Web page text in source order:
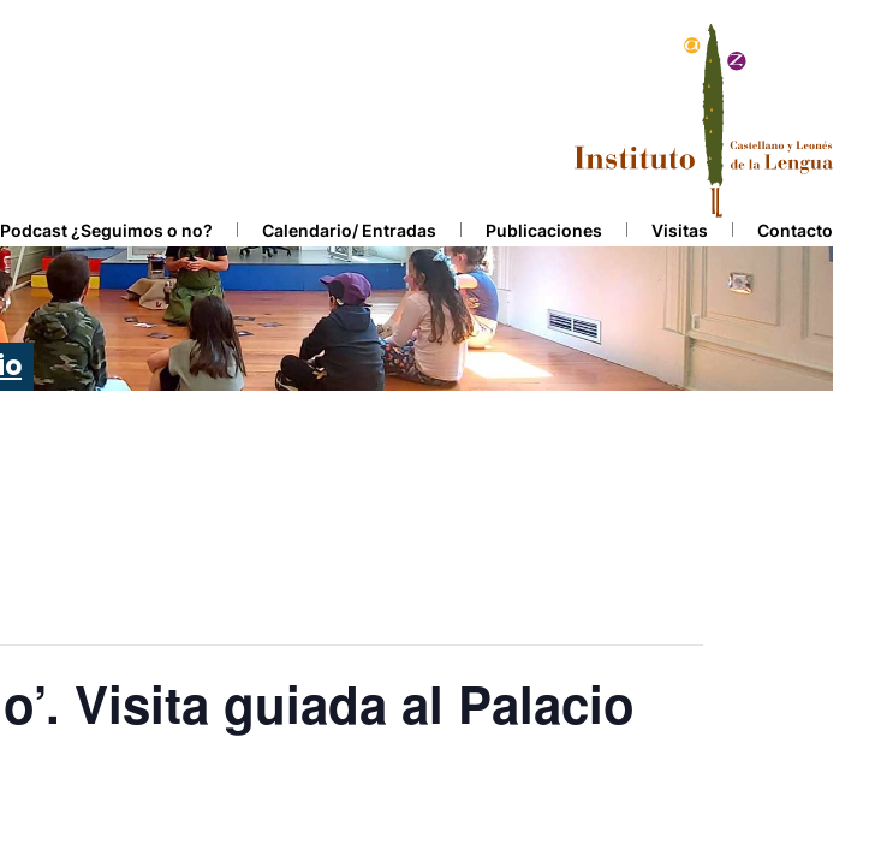
Podcast ¿Seguimos o no? Calendario/ Entradas Publicaciones Visitas Contacto
Visita guiada al Palacio